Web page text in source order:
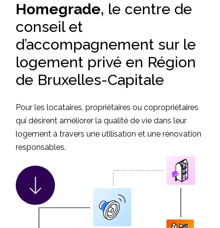
Homegrade, le centre de
conseil et
d’accompagnement sur le
logement privé en Région
de Bruxelles-Capitale
Pour les locataires, propriétaires ou copropriétaires
qui désirent améliorer la qualité de vie dans leur
logement à travers une utilisation et une rénovation
responsables.